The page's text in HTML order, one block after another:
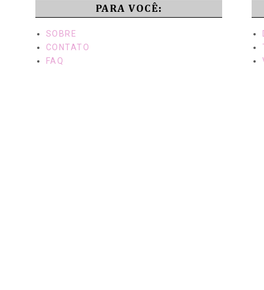
PARA VOCÊ:
SOBRE
CONTATO
FAQ